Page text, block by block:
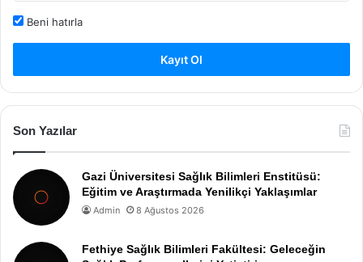
Beni hatırla
Kayıt Ol
Son Yazılar
Gazi Üniversitesi Sağlık Bilimleri Enstitüsü:
Eğitim ve Araştırmada Yenilikçi Yaklaşımlar
Admin 8 Ağustos 2026
Fethiye Sağlık Bilimleri Fakültesi: Geleceğin